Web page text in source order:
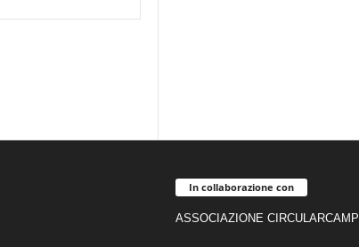
In collaborazione con
ASSOCIAZIONE CIRCULARCAMP